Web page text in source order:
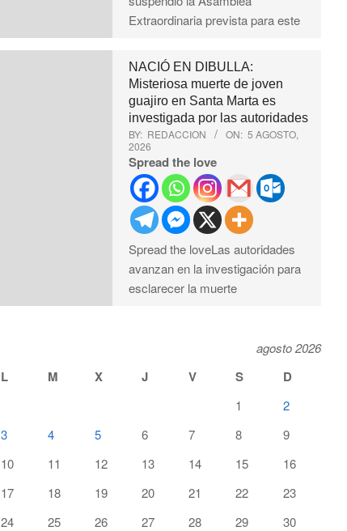
Extraordinaria prevista para este
NACIÓ EN DIBULLA:
Misteriosa muerte de joven
guajiro en Santa Marta es
investigada por las autoridades
BY: REDACCION ON: 5 AGOSTO,
2026
Spread the love
Spread the loveLas autoridades
avanzan en la investigación para
esclarecer la muerte
agosto 2026
L M X J V S D
1
2
3
4 5 6 7 8
9
10
11 12 13 14 15
16
17
18 19 20 21 22
23
24
25 26 27 28 29
30